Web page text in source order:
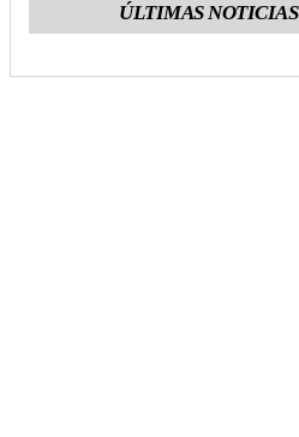
ÚLTIMAS NOTICIAS